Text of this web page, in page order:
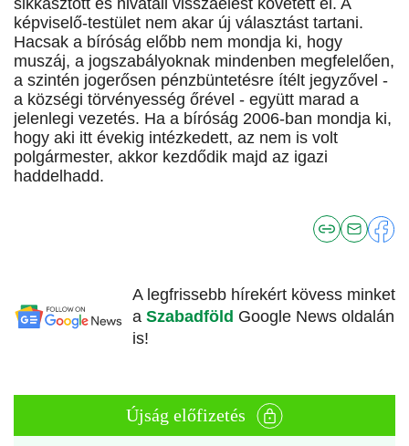
sikkasztott és hivatali visszaélést követett el. A
képviselő-testület nem akar új választást tartani.
Hacsak a bíróság előbb nem mondja ki, hogy
muszáj, a jogszabályoknak mindenben megfelelően,
a szintén jogerősen pénzbüntetésre ítélt jegyzővel -
a községi törvényesség őrével - együtt marad a
jelenlegi vezetés. Ha a bíróság 2006-ban mondja ki,
hogy aki itt évekig intézkedett, az nem is volt
polgármester, akkor kezdődik majd az igazi
haddelhadd.
A legfrissebb hírekért kövess minket
a Szabadföld Google News oldalán
is!
Újság előfizetés